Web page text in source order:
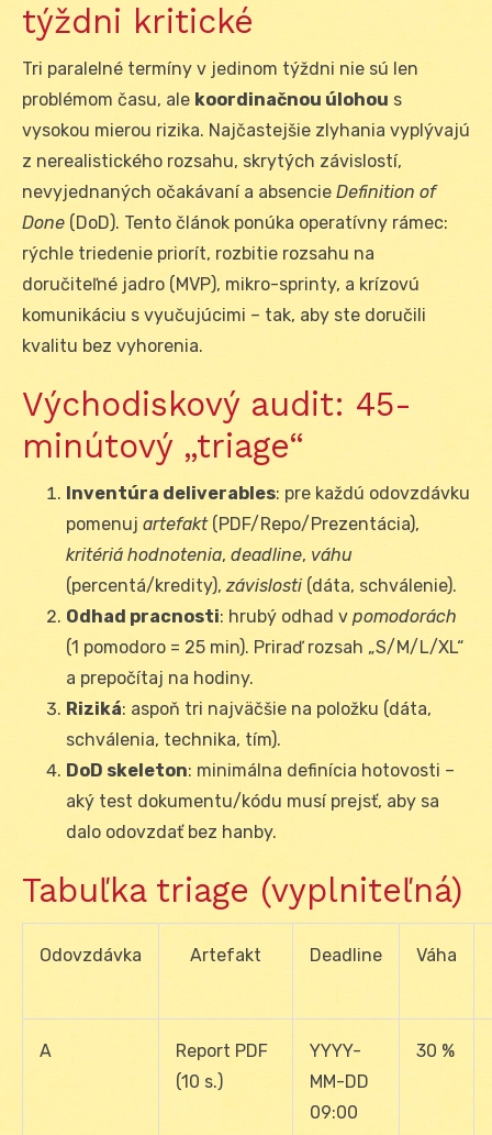
týždni kritické
Tri paralelné termíny v jedinom týždni nie sú len
problémom času, ale koordinačnou úlohous
vysokou mierou rizika. Najčastejšie zlyhania vyplývajú
z nerealistického rozsahu, skrytých závislostí,
nevyjednaných očakávaní a absencie Definition of
Done (DoD). Tento článok ponúka operatívny rámec:
rýchle triedenie priorít, rozbitie rozsahu na
doručiteľné jadro (MVP), mikro-sprinty, a krízovú
komunikáciu s vyučujúcimi – tak, aby ste doručili
kvalitu bez vyhorenia.
Východiskový audit: 45-
minútový „triage“
Inventúra deliverables: pre každú odovzdávku
pomenuj artefakt(PDF/Repo/Prezentácia),
kritériá hodnotenia, deadline, váhu
(percentá/kredity),závislosti (dáta, schválenie).
Odhad pracnosti: hrubý odhad v pomodorách
(1 pomodoro = 25 min). Priraď rozsah „S/M/L/XL“
a prepočítaj na hodiny.
Riziká: aspoň tri najväčšie na položku (dáta,
schválenia, technika, tím).
DoD skeleton: minimálna definícia hotovosti –
aký test dokumentu/kódu musí prejsť, aby sa
dalo odovzdať bez hanby.
Tabuľka triage (vyplniteľná)
Odovzdávka Artefakt Deadline Váha
A
Report PDF
(10 s.)
YYYY-
MM-DD
09:00
30 %